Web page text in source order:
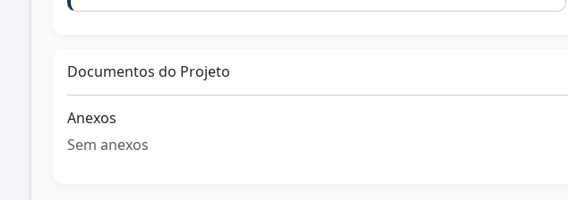
Documentos do Projeto
Anexos
Sem anexos